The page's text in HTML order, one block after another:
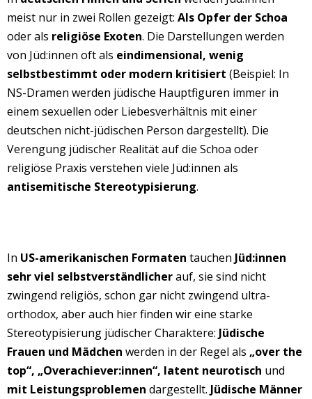
meist nur in zwei Rollen gezeigt: Als Opfer der Schoa
oder als religiöse Exoten. Die Darstellungen werden
von Jüd:innen oft als eindimensional, wenig
selbstbestimmt oder modern kritisiert (Beispiel: In
NS-Dramen werden jüdische Hauptfiguren immer in
einem sexuellen oder Liebesverhältnis mit einer
deutschen nicht-jüdischen Person dargestellt). Die
Verengung jüdischer Realität auf die Schoa oder
religiöse Praxis verstehen viele Jüd:innen als
antisemitische Stereotypisierung.
In US-amerikanischen Formaten tauchen Jüd:innen
sehr viel selbstverständlicherauf, sie sind nicht
zwingend religiös, schon gar nicht zwingend ultra-
orthodox, aber auch hier finden wir eine starke
Stereotypisierung jüdischer Charaktere: Jüdische
Frauen und Mädchen werden in der Regel als „over the
top“, „Overachiever:innen“, latent neurotisch und
mit Leistungsproblemen dargestellt. Jüdische Männer